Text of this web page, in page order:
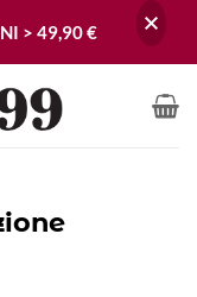
> 49,90 €